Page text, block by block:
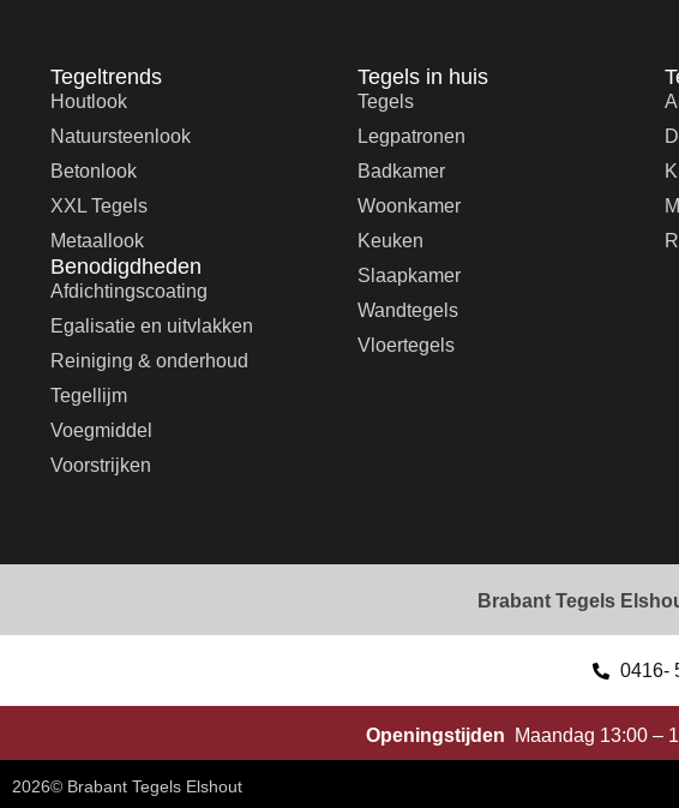
Tegeltrends
Houtlook
Natuursteenlook
Betonlook
XXL Tegels
Metaallook
Benodigdheden
Afdichtingscoating
Egalisatie en uitvlakken
Reiniging & onderhoud
Tegellijm
Voegmiddel
Voorstrijken
Tegels in huis
Tegels
Legpatronen
Badkamer
Woonkamer
Keuken
Slaapkamer
Wandtegels
Vloertegels
Brabant Tegels
0416-
Openingstijden Maandag 13:00 –
2026© Brabant Tegels Elshout